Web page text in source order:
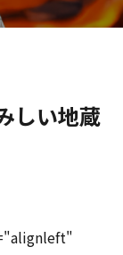
しい地蔵